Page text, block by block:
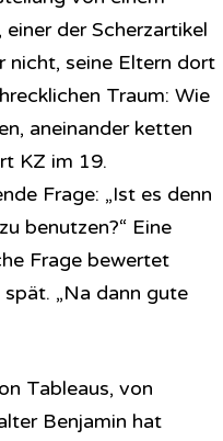
der Scherzartikel
nicht, seine Eltern dort
Traum: Wie
aneinander ketten
KZ im 19.
Frage: „Ist es denn
benutzen?“ Eine
Frage bewertet
„Na dann gute
Tableaus, von
Benjamin hat